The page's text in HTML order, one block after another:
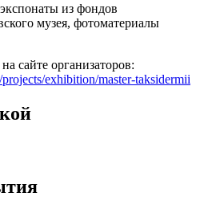
из фондов
музея, фотоматериалы
сайте организаторов:
exhibition/master-taksidermii